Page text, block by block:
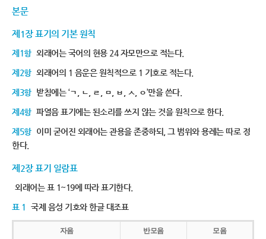
본문
제1장 표기의 기본 원칙
제1항 외래어는 국어의 현용 24 자모만으로 적는다.
제2항 외래어의 1 음운은 원칙적으로 1 기호로 적는다.
제3항 받침에는 ‘ㄱ, ㄴ, ㄹ, ㅁ, ㅂ, ㅅ, ㅇ’만을 쓴다.
제4항 파열음 표기에는 된소리를 쓰지 않는 것을 원칙으로 한다.
제5항 이미 굳어진 외래어는 관용을 존중하되, 그 범위와 용례는 따로 정
한다.
제2장 표기 일람표
외래어는 표 1~19에 따라 표기한다.
표 1 국제 음성 기호와 한글 대조표
자음 반모음 모음